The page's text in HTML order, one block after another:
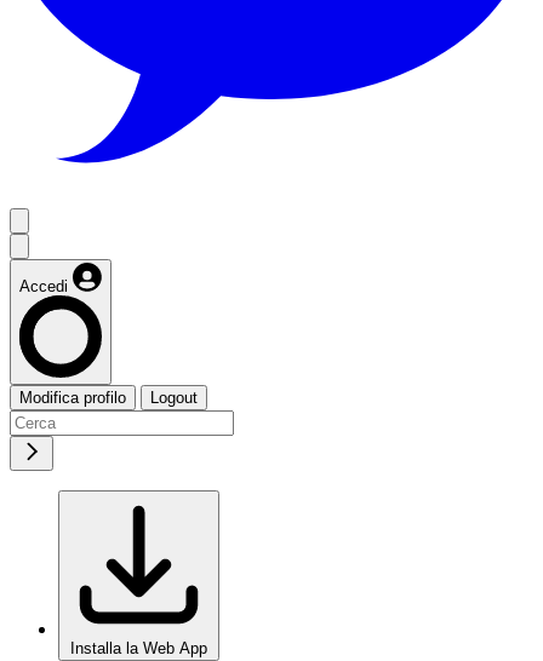
Accedi
Modifica profilo Logout
Installa la Web App